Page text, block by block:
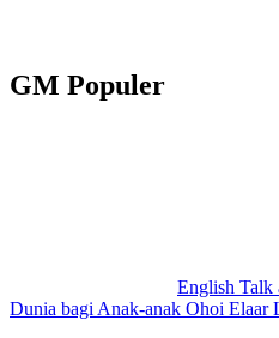
GM Populer
English Talk
Dunia bagi Anak-anak Ohoi Elaar